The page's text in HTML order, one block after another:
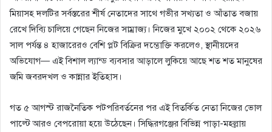
মিয়াসহ দলটির সর্বস্তরের শীর্ষ নেতাদের সাথে গভীর সখ্যতা ও আঁতাত বজায়
রেখে দিব্যি চালিয়ে গেছেন নিজের সাম্রাজ্য। নিজের মুখে ২০০২ থেকে ২০২৬
সাল পর্যন্ত ৪ হাজারেরও বেশি প্লট বিক্রির দম্ভোক্তি করলেও, স্থানীয়দের
অভিযোগ— এই বিশাল ল্যান্ড ব্যবসার আড়ালে লুকিয়ে আছে শত শত মানুষের
জমি জবরদখল ও কান্নার ইতিহাস।
​গত ৫ আগস্ট রাজনৈতিক পটপরিবর্তনের পর এই বিতর্কিত নেতা নিজের ভোল
পাল্টে আরও বেপরোয়া হয়ে উঠেছেন। সিদ্ধিরগঞ্জের বিভিন্ন পাড়া-মহল্লায়